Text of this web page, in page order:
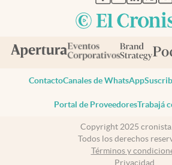
ContactoCanales de WhatsApp
Portal de ProveedoresTrabajá
Copyright 2025
Todos los derechos
Términos y
Privacidad